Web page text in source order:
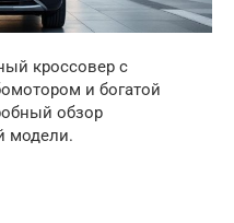
кроссовер с
и богатой
обзор
модели.